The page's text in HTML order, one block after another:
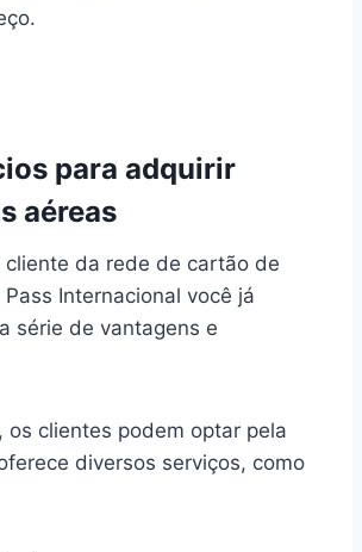
para adquirir
aéreas
cliente da rede de cartão de
Internacional você já
série de vantagens e
os clientes podem optar pela
diversos serviços, como